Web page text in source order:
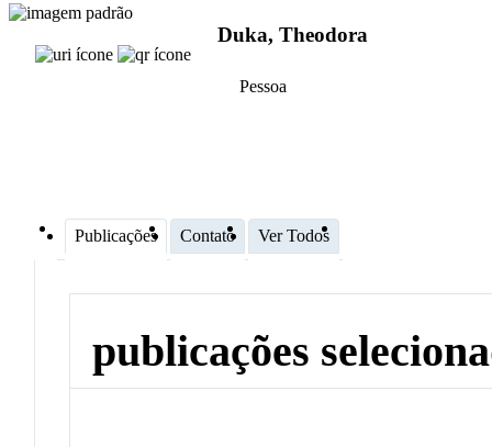
Duka, Theodora
Pessoa
Publicações Contato Ver Todos
publicações